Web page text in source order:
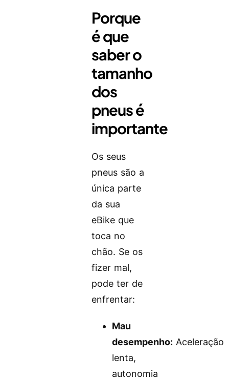
Porque
é que
saber o
tamanho
dos
pneus é
importante
Os seus
pneus são a
única parte
da sua
eBike que
toca no
chão. Se os
fizer mal,
pode ter de
enfrentar:
Mau
desempenho: Aceleração
lenta,
autonomia